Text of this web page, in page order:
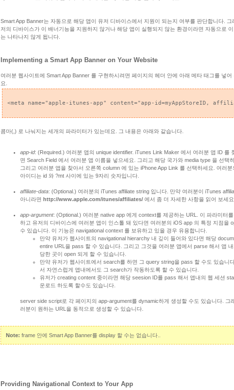
Smart App Banner는 자동으로 해당 앱이 유저 디바이스에서 지원이 되는지 여부를 판단합니다. 그
저의 디바이스가 이 배너기능을 지원하지 않거나 해당 앱이 실행되지 않는 환경이라면 자동으로
는 나타나지 않게 됩니다.
Implementing a Smart App Banner on Your Website
여러분 웹사이트에 Smart App Banner 를 구현하시려면 페이지의 헤더 안에 아래 메타 태그를 넣어
요.
<meta name="apple-itunes-app" content="app-id=myAppStoreID,
콤마(,) 로 나눠지는 세개의 파라미터가 있는데요. 그 내용은 아래와 같습니다.
app-id: (Required.) 여러분 앱의 unique identifier. iTunes Link Maker 에서 여러분 앱 ID 를
면 Search Field 에서 여러분 앱 이름을 넣으세요. 그리고 해당 국가와 media type 을 선택
그리고 여러분 앱을 찾아서 오른쪽 column 에 있는 iPhone App Link 를 선택하세요. 여러분
아이디는 id 와 ?mt 사이에 있는 9자리 숫자입니다.
affiliate-data: (Optional.) 여러분의 iTunes affiliate string 입니다. 만약 여러분이 iTunes
아니라면 http://www.apple.com/itunes/affiliates/ 에서 좀 더 자세한 사항을 읽어 보세
app-argument: (Optional.) 여러분 native app 에게 context를 제공하는 URL. 이 파라미터
하고 유저의 디바이스에 여러분 앱이 인스톨 돼 있다면 여러분의 iOS app 의 특정 지점을
수 있습니다. 이 기능은 navigational context 를 보유하고 있을 경우 유용합니다.
만약 유저가 웹사이트의 navigational hierarchy 내 깊이 들어와 있다면 해당
entire URL을 pass 할 수 있습니다. 그리고 그것을 여러분 앱에서 parse 해서 앱
당한 곳이 open 되게 할 수 있습니다.
만약 유저가 웹사이트에서 search를 하면 그 query string을 pass 할 수도 있습니
서 자연스럽게 앱내에서도 그 search가 작동하도록 할 수 있습니다.
유저가 creating content 중이라면 해당 seesion ID를 pass 해서 앱내의 웹 세션
운로드 하도록 할수도 있습니다.
server side script로 각 페이지의 app-argument를 dynamic하게 생성할 수도 있습니다. 그
러분이 원하는 URL을 동적으로 생성할 수 있습니다.
Note: frame 안에 Smart App Banner를 display 할 수는 없습니다..
Providing Navigational Context to Your App